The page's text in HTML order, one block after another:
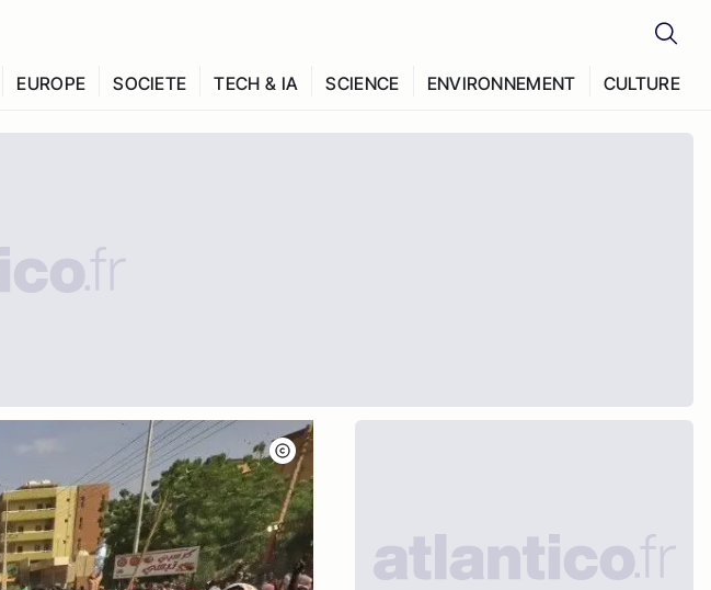
EUROPE SOCIETE TECH & IA SCIENCE ENVIRONNEMENT CULTURE